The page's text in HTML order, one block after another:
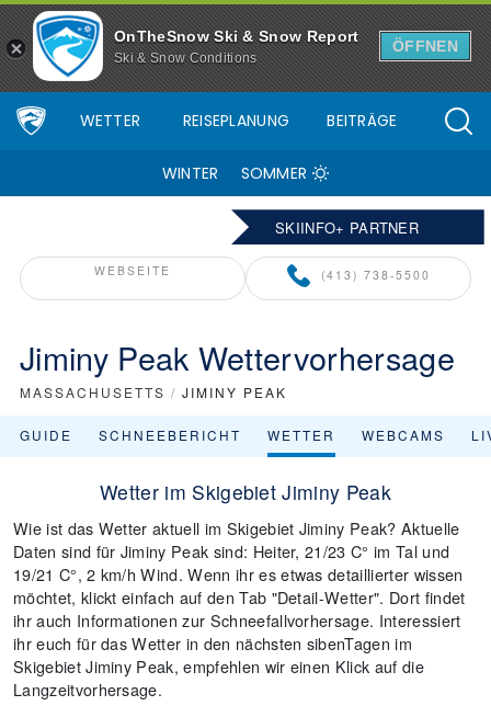
OnTheSnow Ski & Snow Report
Ski & Snow Conditions
ÖFFNEN
WETTER REISEPLANUNG BEITRÄGE
WINTER SOMMER
SKIINFO+ PARTNER
WEBSEITE (413) 738-5500
Jiminy Peak Wettervorhersage
MASSACHUSETTS / JIMINY PEAK
GUIDE SCHNEEBERICHT WETTER WEBCAMS
Wetter im Skigebiet Jiminy Peak
Wie ist das Wetter aktuell im Skigebiet Jiminy Peak? Aktuelle
Daten sind für Jiminy Peak sind: Heiter, 21/23 C° im Tal und
19/21 C°, 2 km/h Wind. Wenn ihr es etwas detaillierter wissen
möchtet, klickt einfach auf den Tab "Detail-Wetter". Dort findet
ihr auch Informationen zur Schneefallvorhersage. Interessiert
ihr euch für das Wetter in den nächsten sibenTagen im
Skigebiet Jiminy Peak, empfehlen wir einen Klick auf die
Langzeitvorhersage.